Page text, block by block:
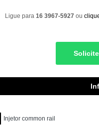
Ligue para 16 3967-5927 ou
Injetor common rail